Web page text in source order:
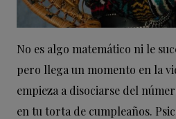
No es algo matemático ni le
pero llega un momento en la
empieza a disociarse del
en tu torta de cumpleaños.